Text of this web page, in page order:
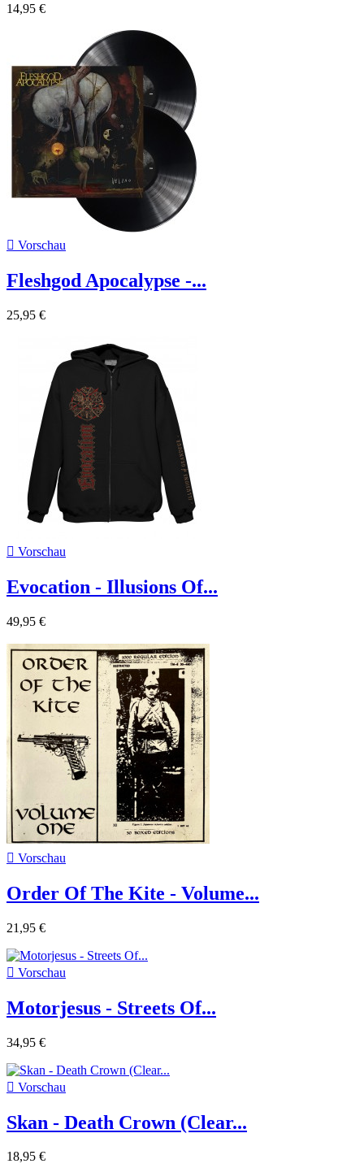
14,95 €
 Vorschau
Fleshgod Apocalypse -...
25,95 €
 Vorschau
Evocation - Illusions Of...
49,95 €
 Vorschau
Order Of The Kite - Volume...
21,95 €
 Vorschau
Motorjesus - Streets Of...
34,95 €
 Vorschau
Skan - Death Crown (Clear...
18,95 €